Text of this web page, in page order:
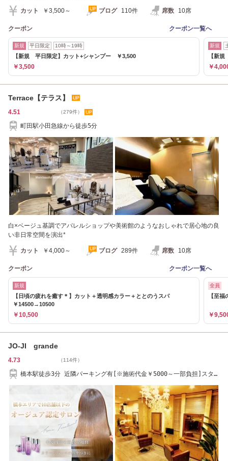
カット ￥3,500～ ブログ 110件 席数 10席
クーポン クーポン一覧へ
新規 平日限定 10時～19時
【新規 平日限定】カット+シャンプー ￥3,500
￥3,500
新規
【新
￥
Terrace【テラス】
4.51 （279件）
町田駅小田急線から徒歩5分
白×ベージュ基調でアパレルショップや美術館のようなおしゃれで居心地の良
い非日常空間を演出*
カット ￥4,000～ ブログ 289件 席数 10席
クーポン クーポン一覧へ
新規
【日頃の疲れを癒す＊】カット＋透明感カラー＋ととのうスパ
￥14500→10500
￥10,500
全員
【至
￥
JO-JI grande
4.73 （114件）
橋本駅徒歩3分 近隣パーキング有[※施術代金￥5000～一部負担]スタッ